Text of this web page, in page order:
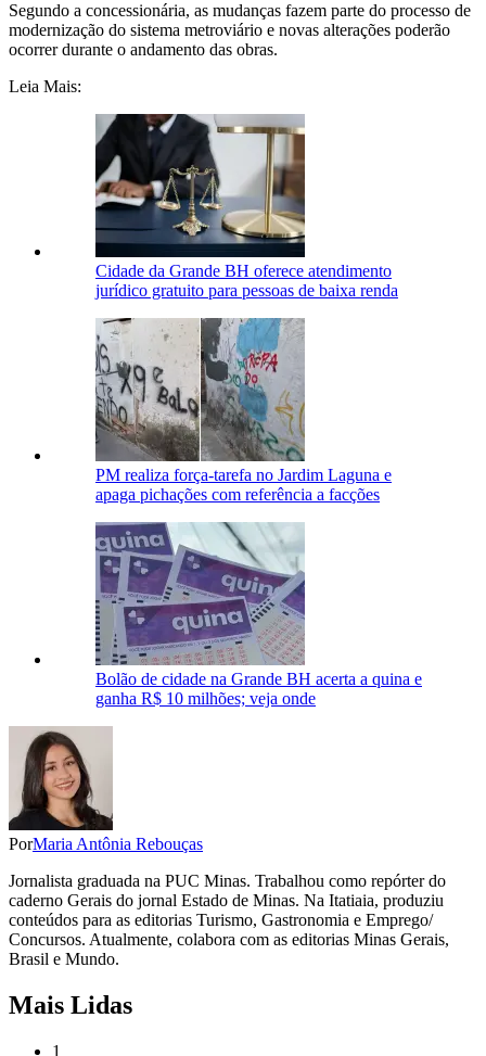
Segundo a concessionária, as mudanças fazem parte do processo de
modernização do sistema metroviário e novas alterações poderão
ocorrer durante o andamento das obras.
Leia Mais:
Cidade da Grande BH oferece atendimento
jurídico gratuito para pessoas de baixa renda
PM realiza força-tarefa no Jardim Laguna e
apaga pichações com referência a facções
Bolão de cidade na Grande BH acerta a quina e
ganha R$ 10 milhões; veja onde
PorMaria Antônia Rebouças
Jornalista graduada na PUC Minas. Trabalhou como repórter do
caderno Gerais do jornal Estado de Minas. Na Itatiaia, produziu
conteúdos para as editorias Turismo, Gastronomia e Emprego/
Concursos. Atualmente, colabora com as editorias Minas Gerais,
Brasil e Mundo.
Mais Lidas
1